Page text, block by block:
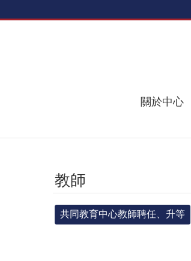
關於中心
教師
共同教育中心教師聘任、升等